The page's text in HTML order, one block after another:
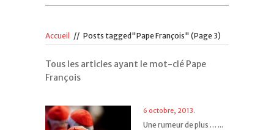
Accueil // Posts tagged"Pape François" (Page 3)
Tous les articles ayant le mot-clé Pape
François
6 octobre, 2013.
Une rumeur de plus … ...